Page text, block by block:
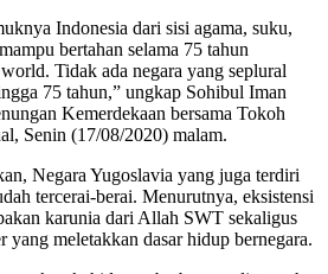
Indonesia dari sisi agama, suku,
bertahan selama 75 tahun
Tidak ada negara yang seplural
75 tahun,” ungkap Sohibul Iman
Kemerdekaan bersama Tokoh
Senin (17/08/2020) malam.
Negara Yugoslavia yang juga terdiri
tercerai-berai. Menurutnya, eksistensi
karunia dari Allah SWT sekaligus
meletakkan dasar hidup bernegara.